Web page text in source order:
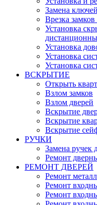
Замена
Врезка
Установка
Установка
Установка
Установка
ВСКРЫТИЕ
Открыть
Взлом замков
Взлом дверей
Вскрытие
Вскрытие
Вскрытие
РУЧКИ
Замена ручек
Ремонт
РЕМОНТ ДВЕРЕЙ
Ремонт
Ремонт
Ремонт